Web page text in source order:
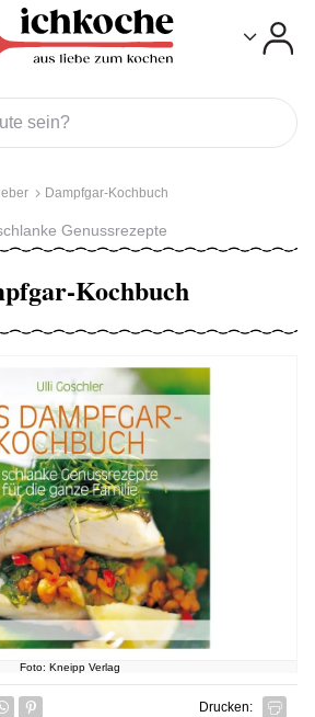
Dampfgar-Kochbuch
Genussrezepte
Kochbuch
Foto: Kneipp Verlag
senden
Pin it Drucken: